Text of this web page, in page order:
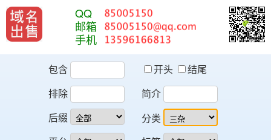
QQ
邮箱
手机
包含 开头
结尾
排除
简介
后缀
分类